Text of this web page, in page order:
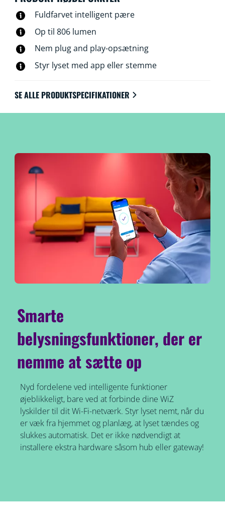
Fuldfarvet intelligent pære
Op til 806 lumen
Nem plug and play-opsætning
Styr lyset med app eller stemme
SE ALLE PRODUKTSPECIFIKATIONER
Smarte
belysningsfunktioner, der er
nemme at sætte op
Nyd fordelene ved intelligente funktioner
øjeblikkeligt, bare ved at forbinde dine WiZ
lyskilder til dit Wi-Fi-netværk. Styr lyset nemt, når du
er væk fra hjemmet og planlæg, at lyset tændes og
slukkes automatisk. Det er ikke nødvendigt at
installere ekstra hardware såsom hub eller gateway!